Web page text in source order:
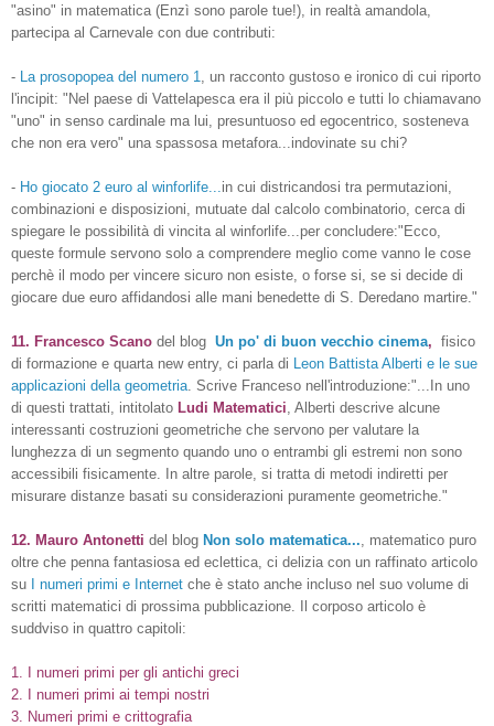
"asino" in matematica (Enzì sono parole tue!), in realtà amandola,
partecipa al Carnevale con due contributi:
- La prosopopea del numero 1
, un racconto gustoso e ironico di cui riporto
l'incipit: " Nel paese di Vattelapesca era il più piccolo e tutti lo chiamavano
"uno" in senso cardinale ma lui, presuntuoso ed egocentrico, sosteneva
che non era vero" una spassosa metafora...indovinate su chi?
- Ho giocato 2 euro al winforlife... in cui districandosi tra permutazioni,
combinazioni e disposizioni, mutuate dal calcolo combinatorio, cerca di
spiegare le possibilità di vincita al winforlife...per concludere:" Ecco,
queste formule servono solo a comprendere meglio come vanno le cose
perchè il modo per vincere sicuro non esiste, o forse si, se si decide di
giocare due euro affidandosi alle mani benedette di S. Deredano martire."
11. Francesco Scano del blog Un po' di buon vecchio cinema, fisico
di formazione e quarta new entry, ci parla di
Leon Battista Alberti e le sue
applicazioni della geometria . Scrive Franceso nell'introduzione:"...In uno
di questi trattati, intitolato Ludi Matematici , Alberti descrive alcune
interessanti costruzioni geometriche che servono per valutare la
lunghezza di un segmento quando uno o entrambi gli estremi non sono
accessibili fisicamente. In altre parole, si tratta di metodi indiretti per
misurare distanze basati su considerazioni puramente geometriche."
12. Mauro Antonetti del blog Non solo matematica... , matematico puro
oltre che penna fantasiosa ed eclettica, ci delizia con un raffinato articolo
su
I numeri primi e Internet che è stato anche incluso nel suo volume di
scritti matematici di prossima pubblicazione. Il corposo articolo è
suddviso in quattro capitoli:
1. I numeri primi per gli antichi greci
2. I numeri primi ai tempi nostri
3. Numeri primi e crittografia